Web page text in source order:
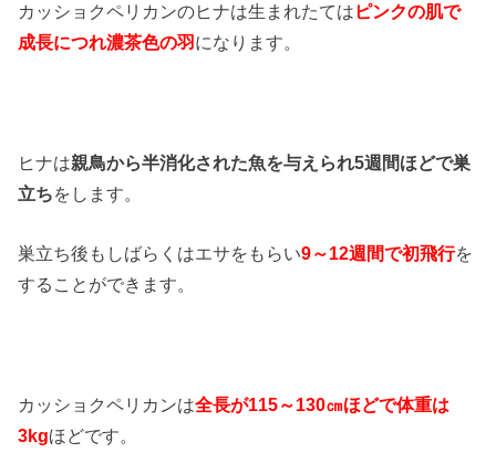
カッショクペリカンのヒナは生まれたては ピンクの肌で
成長につれ濃茶色の羽 になります。
ヒナは親鳥から半消化された魚を与えられ5週間ほどで巣
立ちをします。
巣立ち後もしばらくはエサをもらい9～12週間で初飛行を
することができます。
カッショクペリカンは全長が115～130㎝ほどで体重は
3kgほどです。